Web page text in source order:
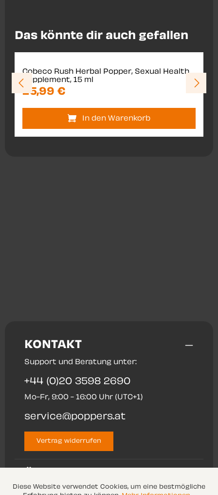
Produktgalerie überspringen
Das könnte dir auch gefallen
Cobeco Rush Herbal Popper, Sexual Health
Supplement, 15 ml
25,99 €
In den Warenkorb
KONTAKT
Support und Beratung unter:
+44 (0)20 3598 2690
Mo-Fr, 9:00 - 16:00 Uhr (UTC+1)
service@poppers.at
Vertrag widerrufen
Diese Website verwendet Cookies, um eine bestmögliche